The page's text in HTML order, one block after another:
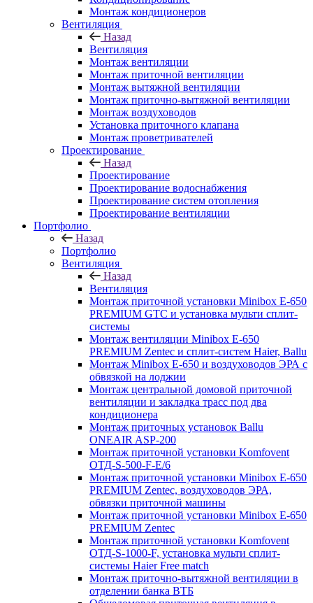
Монтаж кондиционеров
Вентиляция
Назад
Вентиляция
Монтаж вентиляции
Монтаж приточной вентиляции
Монтаж вытяжной вентиляции
Монтаж приточно-вытяжной вентиляции
Монтаж воздуховодов
Установка приточного клапана
Монтаж проветривателей
Проектирование
Назад
Проектирование
Проектирование водоснабжения
Проектирование систем отопления
Проектирование вентиляции
Портфолио
Назад
Портфолио
Вентиляция
Назад
Вентиляция
Монтаж приточной установки Minibox E-650
PREMIUM GTC и установка мульти сплит-
системы
Монтаж вентиляции Minibox E-650
PREMIUM Zentec и сплит-систем Haier, Ballu
Монтаж Minibox E-650 и воздуховодов ЭРА с
обвязкой на лоджии
Монтаж центральной домовой приточной
вентиляции и закладка трасс под два
кондиционера
Монтаж приточных установок Ballu
ONEAIR ASP-200
Монтаж приточной установки Komfovent
ОТД-S-500-F-E/6
Монтаж приточной установки Minibox E-650
PREMIUM Zentec, воздуховодов ЭРА,
обвязки приточной машины
Монтаж приточной установки Minibox E-650
PREMIUM Zentec
Монтаж приточной установки Komfovent
ОТД-S-1000-F, установка мульти сплит-
системы Haier Free match
Монтаж приточно-вытяжной вентиляции в
отделении банка ВТБ